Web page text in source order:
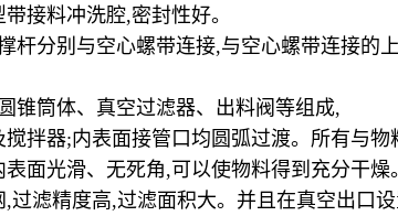
带接料冲洗腔,密封性好。
杆分别与空心螺带连接,与空心螺带连接的
锥筒体、真空过滤器、出料阀等组成,
搅拌器;内表面接管口均圆弧过渡。所有与物
表面光滑、无死角,可以使物料得到充分干
,过滤精度高,过滤面积大。并且在真空出口